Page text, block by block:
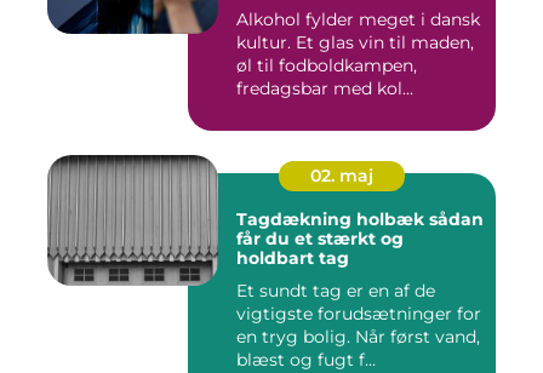
Alkohol fylder meget i dansk
kultur. Et glas vin til maden,
øl til fodboldkampen,
fredagsbar med kol...
02. maj
Tagdækning holbæk sådan
får du et stærkt og
holdbart tag
Et sundt tag er en af de
vigtigste forudsætninger for
en tryg bolig. Når først vand,
blæst og fugt f...